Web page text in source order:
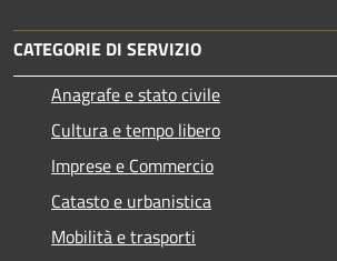
CATEGORIE DI SERVIZIO
Anagrafe e stato civile
Cultura e tempo libero
Imprese e Commercio
Catasto e urbanistica
Mobilità e trasporti